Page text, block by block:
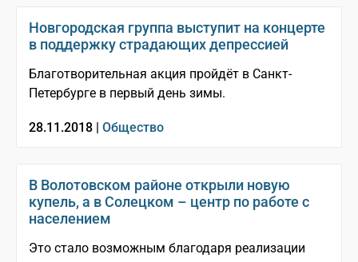
Новгородская группа выступит на концерте
в поддержку страдающих депрессией
Благотворительная акция пройдёт в Санкт-
Петербурге в первый день зимы.
28.11.2018 | Общество
В Волотовском районе открыли новую
купель, а в Солецком – центр по работе с
населением
Это стало возможным благодаря реализации